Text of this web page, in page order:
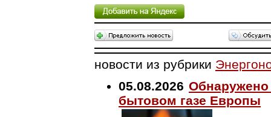
новости из рубрики
05.08.2026 Обнаружено
бытовом газе Европы